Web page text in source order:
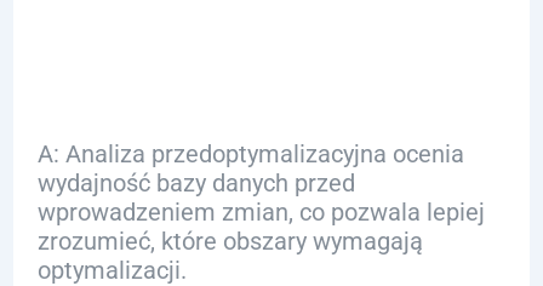
A: Analiza przedoptymalizacyjna ocenia
wydajność bazy danych przed
wprowadzeniem zmian, co pozwala lepiej
zrozumieć, które obszary wymagają
optymalizacji.